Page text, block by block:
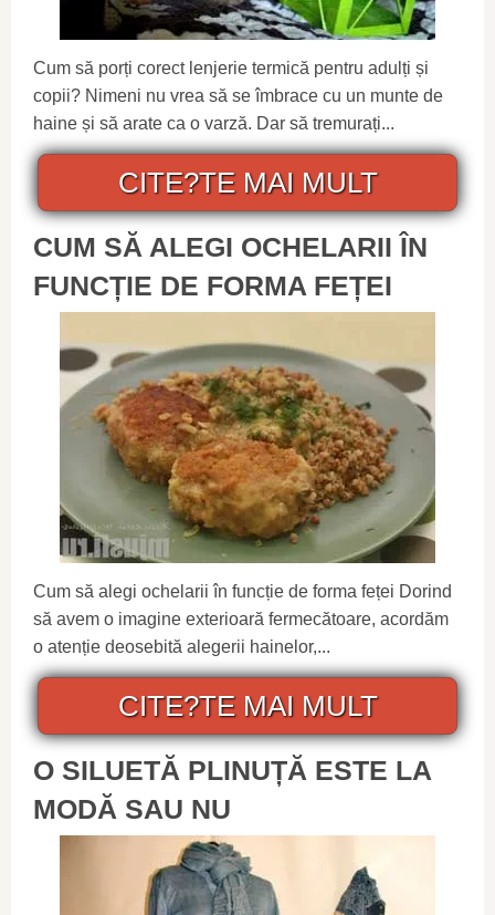
Cum să porți corect lenjerie termică pentru adulți și
copii? Nimeni nu vrea să se îmbrace cu un munte de
haine și să arate ca o varză. Dar să tremurați...
CITE?TE MAI MULT
CUM SĂ ALEGI OCHELARII ÎN
FUNCȚIE DE FORMA FEȚEI
Cum să alegi ochelarii în funcție de forma feței Dorind
să avem o imagine exterioară fermecătoare, acordăm
o atenție deosebită alegerii hainelor,...
CITE?TE MAI MULT
O SILUETĂ PLINUȚĂ ESTE LA
MODĂ SAU NU